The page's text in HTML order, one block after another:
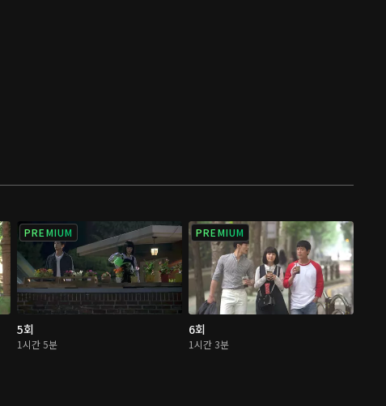
PREMIUM
5회
1시간 5분
PREMIUM
6회
1시간 3분